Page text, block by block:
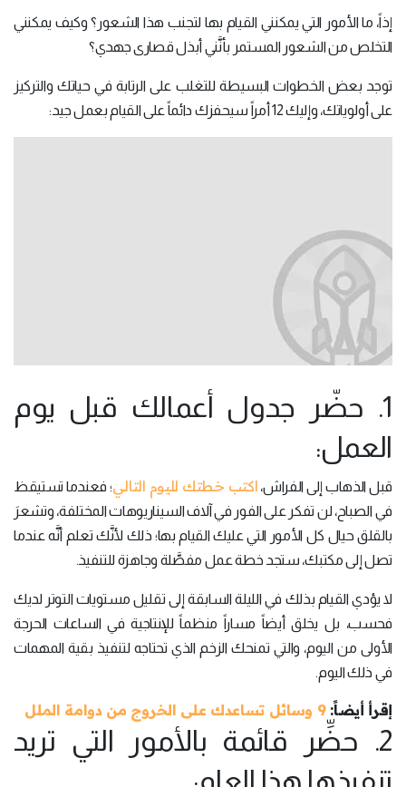
إذاً، ما الأمور التي يمكنني القيام بها لتجنب هذا الشعور؟ وكيف يمكنني
التخلص من الشعور المستمر بأنَّني أبذل قصارى جهدي؟
توجد بعض الخطوات البسيطة للتغلب على الرتابة في حياتك والتركيز
على أولوياتك، وإليك 12 أمراً سيحفزك دائماً على القيام بعمل جيد:
1. حضّر جدول أعمالك قبل يوم
العمل:
قبل الذهاب إلى الفراش، اكتب خطتك لليوم التالي؛ فعندما تستيقظ
في الصباح، لن تفكر على الفور في آلاف السيناريوهات المختلفة، وتشعرَ
بالقلق حيال كل الأمور التي عليك القيام بها؛ ذلك لأنَّك تعلم أنَّه عندما
تصل إلى مكتبك، ستجد خطة عمل مفصَّلة وجاهزة للتنفيذ.
لا يؤدي القيام بذلك في الليلة السابقة إلى تقليل مستويات التوتر لديك
فحسب، بل يخلق أيضاً مساراً منظماً للإنتاجية في الساعات الحرجة
الأولى من اليوم، والتي تمنحك الزخم الذي تحتاجه لتنفيذ بقية المهمات
في ذلك اليوم.
إقرأ أيضاً:9 وسائل تساعدك على الخروج من دوامة الملل
2. حضِّر قائمة بالأمور التي تريد